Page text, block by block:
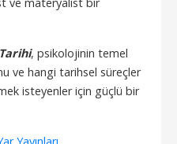
, psikolojinin temel
ve hangi tarihsel süreçler
isteyenler için güçlü bir